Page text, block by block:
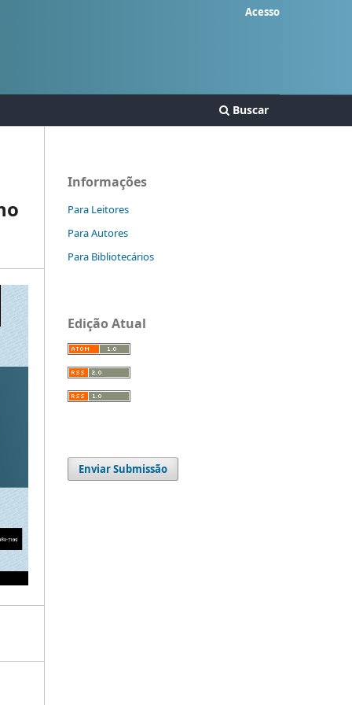
Buscar
Acesso
Informações
Para Leitores
Para Autores
Para Bibliotecários
Edição Atual
Enviar Submissão